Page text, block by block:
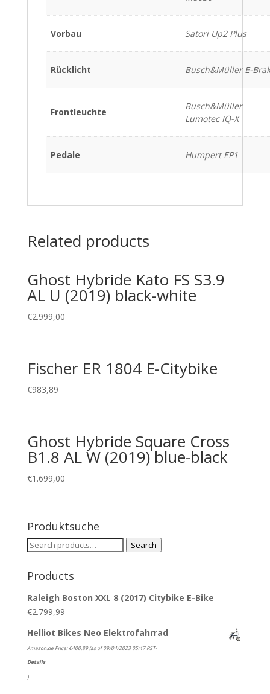
Vorbau Satori Up2 Plus
Rücklicht Busch&Müller E-
Frontleuchte
Busch&Müller
Lumotec IQ-X
Pedale Humpert EP1
Related products
Ghost Hybride Kato FS S3.9
AL U (2019) black-white
€2.999,00
Fischer ER 1804 E-Citybike
€983,89
Ghost Hybride Square Cross
B1.8 AL W (2019) blue-black
€1.699,00
Produktsuche
Search
Search
Products
Raleigh Boston XXL 8 (2017) Citybike E-Bike
€2.799,99
Helliot Bikes Neo Elektrofahrrad
Amazon.de Price:€400,89(as of 09/04/2023 05:47 PST-
Details
)